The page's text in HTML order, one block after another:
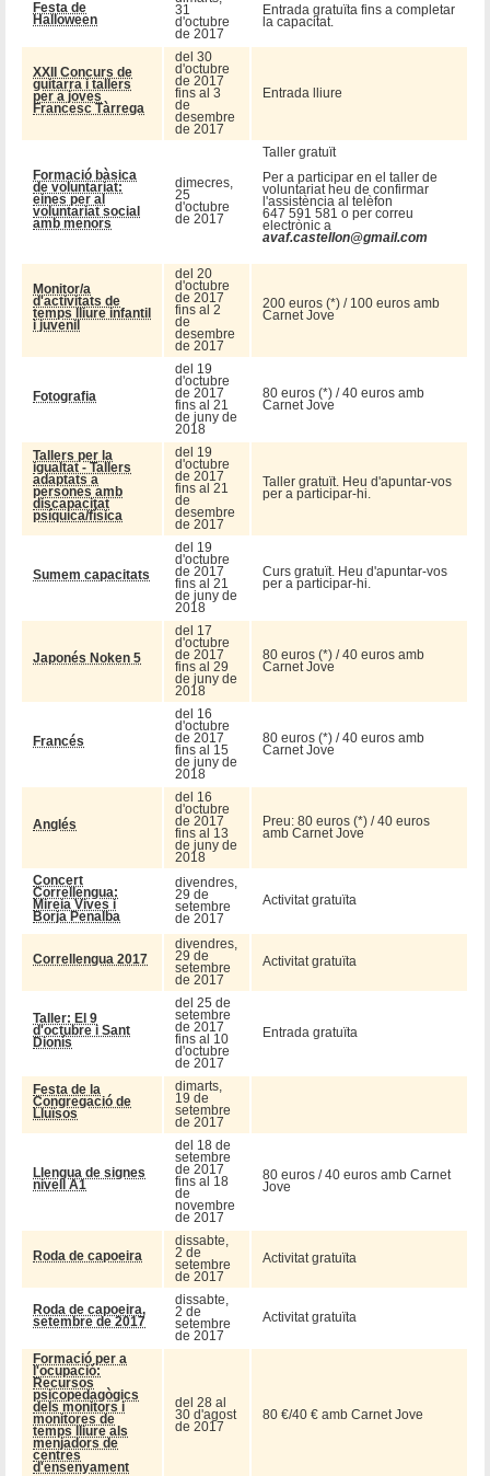
Festa de
Halloween
31
d'octubre
de 2017
Entrada gratuïta fins a completar
la capacitat.
XXII Concurs de
guitarra i tallers
per a joves
Francesc Tàrrega
del 30
d'octubre
de 2017
fins al 3
de
desembre
de 2017
Entrada lliure
Formació bàsica
de voluntariat:
eines per al
voluntariat social
amb menors
dimecres,
25
d'octubre
de 2017
Taller gratuït
Per a participar en el taller de
voluntariat heu de confirmar
l'assistència al telèfon
647 591 581 o per correu
electrònic a
avaf.castellon@gmail.com
Monitor/a
d'activitats de
temps lliure infantil
i juvenil
del 20
d'octubre
de 2017
fins al 2
de
desembre
de 2017
200 euros (*) / 100 euros amb
Carnet Jove
Fotografia
del 19
d'octubre
de 2017
fins al 21
de juny de
2018
80 euros (*) / 40 euros amb
Carnet Jove
Tallers per la
igualtat - Tallers
adaptats a
persones amb
discapacitat
psíquica/física
del 19
d'octubre
de 2017
fins al 21
de
desembre
de 2017
Taller gratuït. Heu d'apuntar-vos
per a participar-hi.
Sumem capacitats
del 19
d'octubre
de 2017
fins al 21
de juny de
2018
Curs gratuït. Heu d'apuntar-vos
per a participar-hi.
Japonés Noken 5
del 17
d'octubre
de 2017
fins al 29
de juny de
2018
80 euros (*) / 40 euros amb
Carnet Jove
Francés
del 16
d'octubre
de 2017
fins al 15
de juny de
2018
80 euros (*) / 40 euros amb
Carnet Jove
Anglés
del 16
d'octubre
de 2017
fins al 13
de juny de
2018
Preu: 80 euros (*) / 40 euros
amb Carnet Jove
Concert
Correllengua:
Mireia Vives i
Borja Penalba
divendres,
29 de
setembre
de 2017
Activitat gratuïta
Correllengua 2017
divendres,
29 de
setembre
de 2017
Activitat gratuïta
Taller: El 9
d'octubre i Sant
Dionís
del 25 de
setembre
de 2017
fins al 10
d'octubre
de 2017
Entrada gratuïta
Festa de la
Congregació de
Lluïsos
dimarts,
19 de
setembre
de 2017
Llengua de signes
nivell A1
del 18 de
setembre
de 2017
fins al 18
de
novembre
de 2017
80 euros / 40 euros amb Carnet
Jove
Roda de capoeira
dissabte,
2 de
setembre
de 2017
Activitat gratuïta
Roda de capoeira,
setembre de 2017
dissabte,
2 de
setembre
de 2017
Activitat gratuïta
Formació per a
l'ocupació:
Recursos
psicopedagògics
dels monitors i
monitores de
temps lliure als
menjadors de
centres
d'ensenyament
del 28 al
30 d'agost
de 2017
80 €/40 € amb Carnet Jove